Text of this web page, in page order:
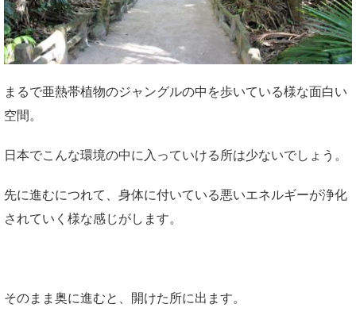
まるで亜熱帯植物のジャングルの中を歩いている様な面白い
空間。
日本でこんな環境の中に入っていける所は少ないでしょう。
先に進むにつれて、身体に付いている悪いエネルギーが浄化
されていく様な感じがします。
そのまま奥に進むと、開けた所に出ます。